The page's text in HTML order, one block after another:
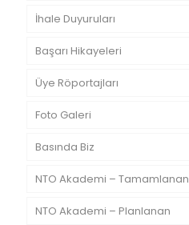
İhale Duyuruları
Başarı Hikayeleri
Üye Röportajları
Foto Galeri
Basında Biz
NTO Akademi – Tamamlanan
NTO Akademi – Planlanan